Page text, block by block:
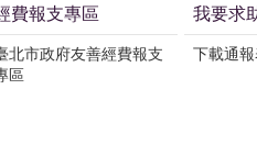
費報支專區
北市政府友善經費報支
區
我要求
下載通